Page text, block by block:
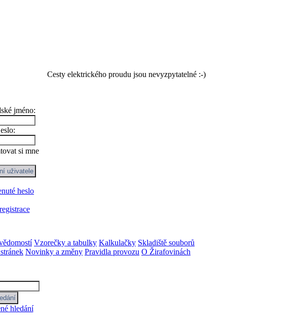
Cesty elektrického proudu jsou nevyzpytatelné :-)
jméno:
si mne
heslo
Vzorečky a tabulky Kalkulačky Skladiště souborů
Novinky a změny Pravidla provozu O Žirafovinách
hledání